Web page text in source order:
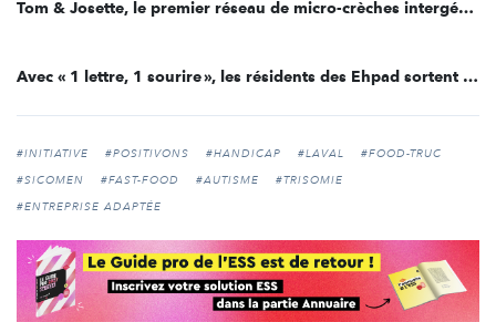
Tom & Josette, le premier réseau de micro-crèches intergénérationnelles
Avec « 1 lettre, 1 sourire », les résidents des Ehpad sortent de leur confinement
#INITIATIVE #POSITIVONS #HANDICAP #LAVAL
#FOOD-TRUC
#SICOMEN
#FAST-FOOD #AUTISME
#TRISOMIE
#ENTREPRISE ADAPTÉE